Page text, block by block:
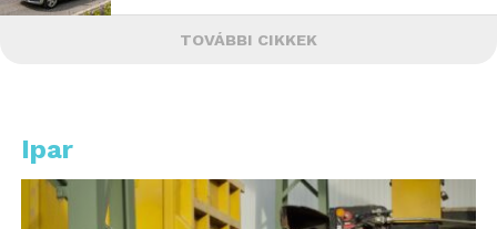
TOVÁBBI CIKKEK
Ipar